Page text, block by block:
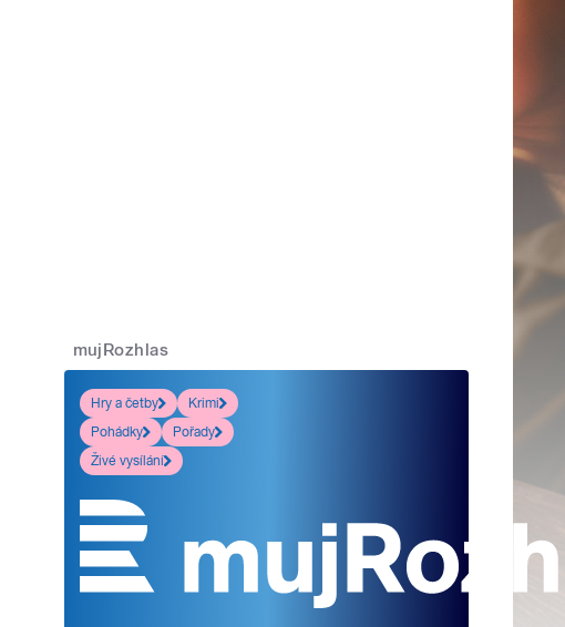
mujRozhlas
Hry a četby
Krimi
Pohádky
Pořady
Živé vysílání